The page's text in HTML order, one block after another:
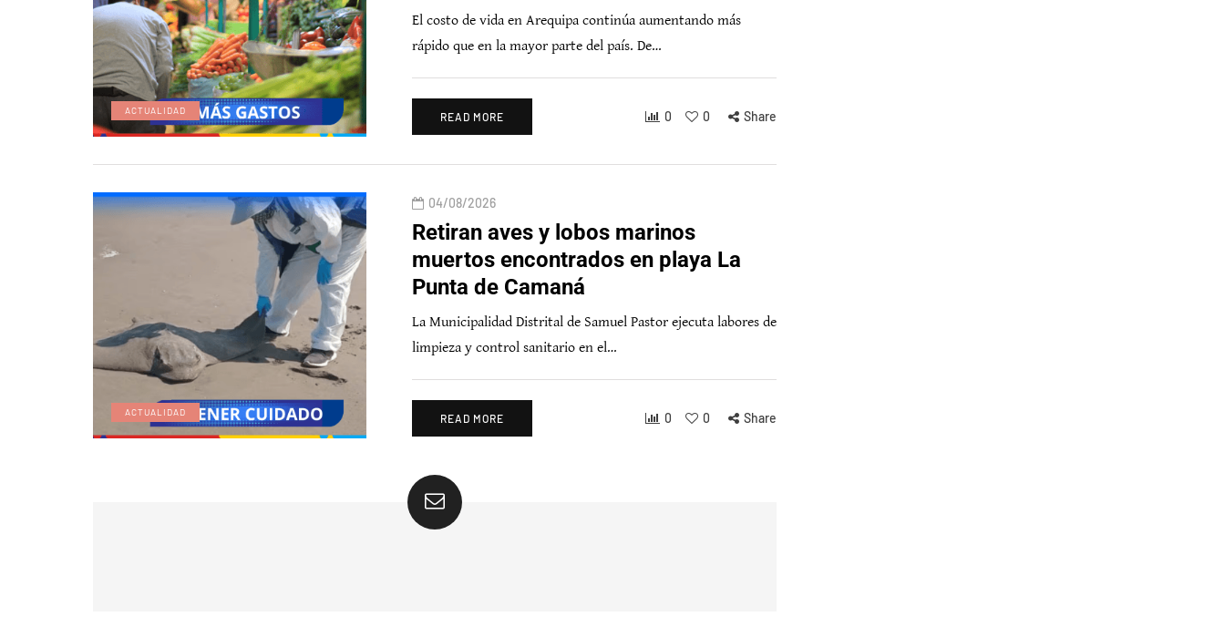
ACTUALIDAD
El costo de vida en Arequipa continúa aumentando más
rápido que en la mayor parte del país. De…
READ MORE 0 0 Share
ACTUALIDAD
04/08/2026
Retiran aves y lobos marinos
muertos encontrados en playa La
Punta de Camaná
La Municipalidad Distrital de Samuel Pastor ejecuta labores de
limpieza y control sanitario en el…
READ MORE 0 0 Share